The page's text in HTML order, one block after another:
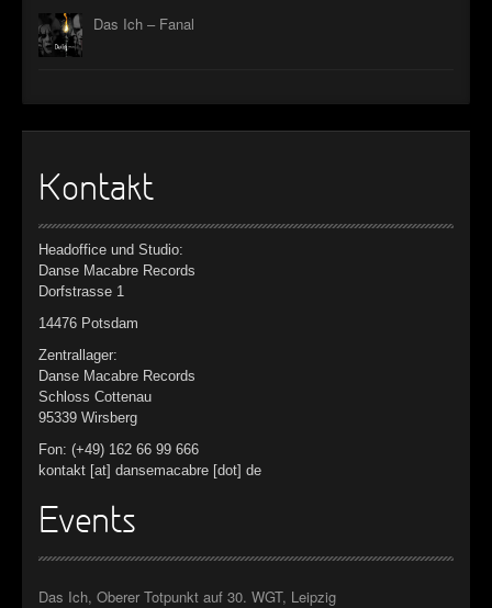
Das Ich – Fanal
Kontakt
Headoffice und Studio:
Danse Macabre Records
Dorfstrasse 1
14476 Potsdam
Zentrallager:
Danse Macabre Records
Schloss Cottenau
95339 Wirsberg
Fon: (+49) 162 66 99 666
kontakt [at] dansemacabre [dot] de
Events
Das Ich, Oberer Totpunkt auf 30. WGT, Leipzig